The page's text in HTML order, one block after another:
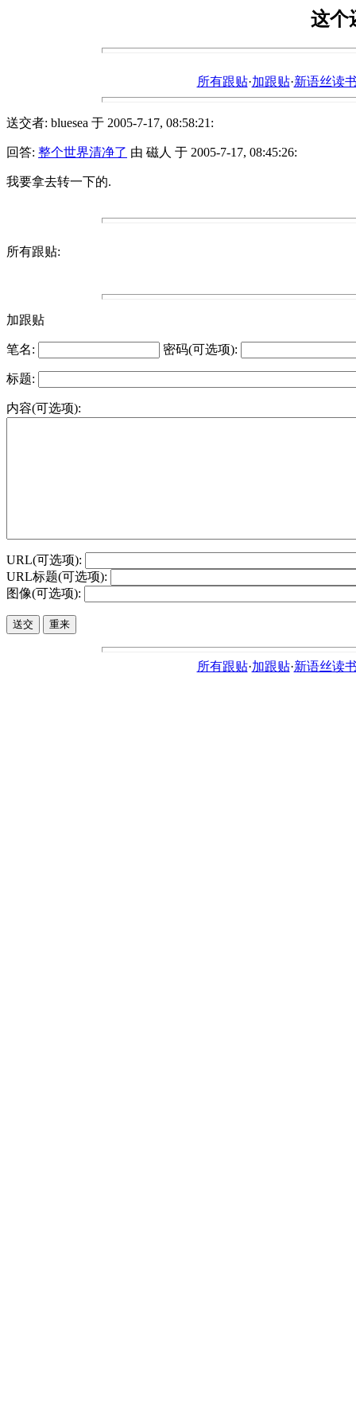
这个
所有跟贴·加跟贴·新语丝读
送交者: bluesea 于 2005-7-17, 08:58:21:
回答: 整个世界清净了 由 磁人 于 2005-7-17, 08:45:26:
我要拿去转一下的.
所有跟贴:
加跟贴
笔名: 密码(可选项):
标题:
内容(可选项):
URL(可选项):
URL标题(可选项):
图像(可选项):
所有跟贴·加跟贴·新语丝读